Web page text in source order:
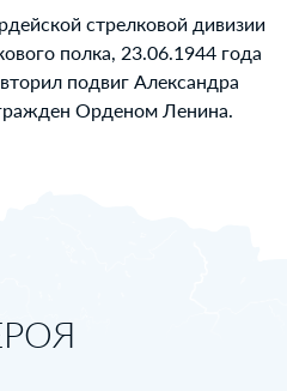
стрелковой дивизии
полка, 23.06.1944 года
подвиг Александра
Орденом Ленина.